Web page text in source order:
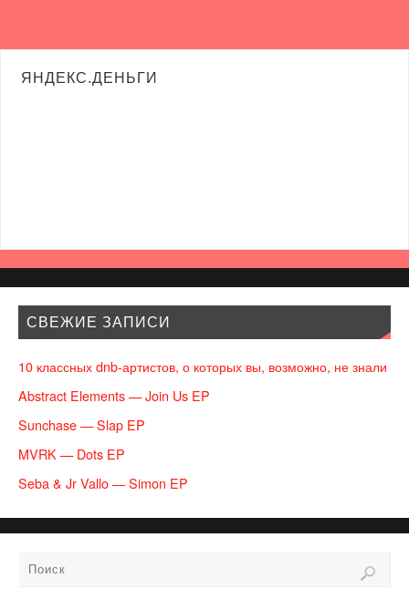
ЯНДЕКС.ДЕНЬГИ
СВЕЖИЕ ЗАПИСИ
10 классных dnb-артистов, о которых вы, возможно, не знали
Abstract Elements — Join Us EP
Sunchase — Slap EP
MVRK — Dots EP
Seba & Jr Vallo — Simon EP